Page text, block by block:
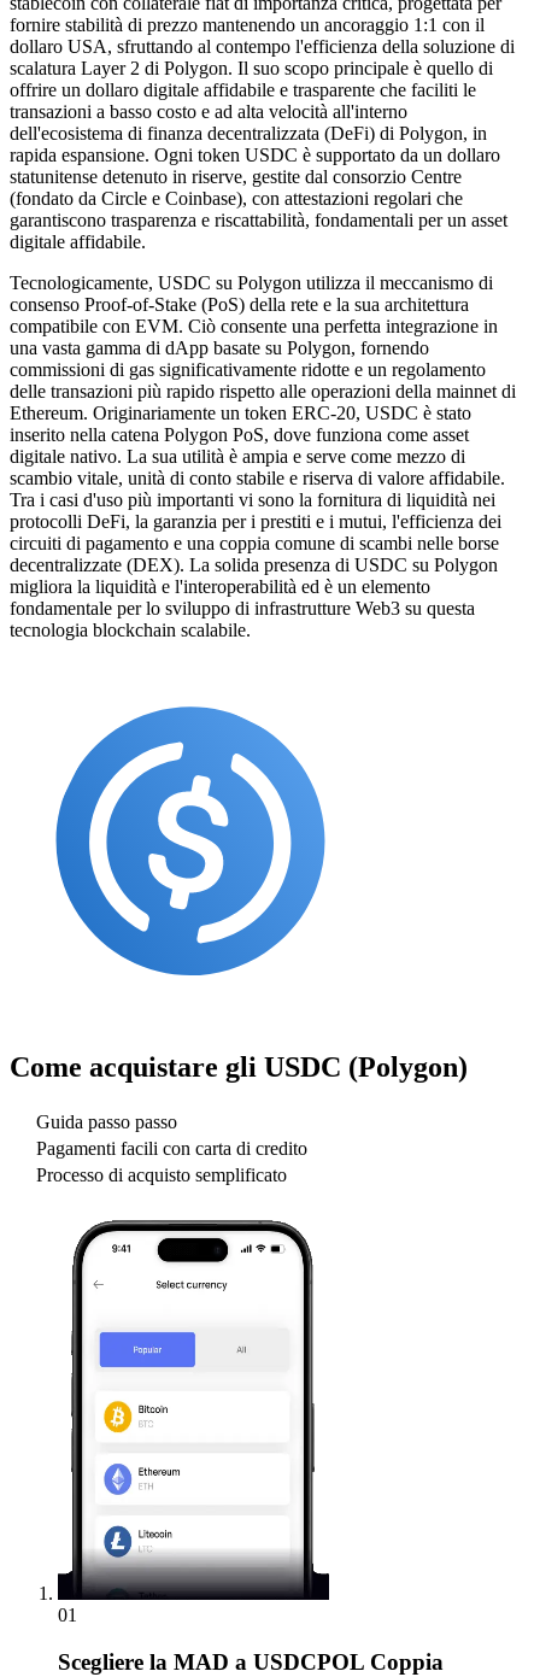
fornire stabilità di prezzo mantenendo un ancoraggio 1:1 con il
dollaro USA, sfruttando al contempo l'efficienza della soluzione di
scalatura Layer 2 di Polygon. Il suo scopo principale è quello di
offrire un dollaro digitale affidabile e trasparente che faciliti le
transazioni a basso costo e ad alta velocità all'interno
dell'ecosistema di finanza decentralizzata (DeFi) di Polygon, in
rapida espansione. Ogni token USDC è supportato da un dollaro
statunitense detenuto in riserve, gestite dal consorzio Centre
(fondato da Circle e Coinbase), con attestazioni regolari che
garantiscono trasparenza e riscattabilità, fondamentali per un asset
digitale affidabile.
Tecnologicamente, USDC su Polygon utilizza il meccanismo di
consenso Proof-of-Stake (PoS) della rete e la sua architettura
compatibile con EVM. Ciò consente una perfetta integrazione in
una vasta gamma di dApp basate su Polygon, fornendo
commissioni di gas significativamente ridotte e un regolamento
delle transazioni più rapido rispetto alle operazioni della mainnet di
Ethereum. Originariamente un token ERC-20, USDC è stato
inserito nella catena Polygon PoS, dove funziona come asset
digitale nativo. La sua utilità è ampia e serve come mezzo di
scambio vitale, unità di conto stabile e riserva di valore affidabile.
Tra i casi d'uso più importanti vi sono la fornitura di liquidità nei
protocolli DeFi, la garanzia per i prestiti e i mutui, l'efficienza dei
circuiti di pagamento e una coppia comune di scambi nelle borse
decentralizzate (DEX). La solida presenza di USDC su Polygon
migliora la liquidità e l'interoperabilità ed è un elemento
fondamentale per lo sviluppo di infrastrutture Web3 su questa
tecnologia blockchain scalabile.
Come acquistare gli USDC (Polygon)
Guida passo passo
Pagamenti facili con carta di credito
Processo di acquisto semplificato
01
Scegliere la MAD a USDCPOL Coppia